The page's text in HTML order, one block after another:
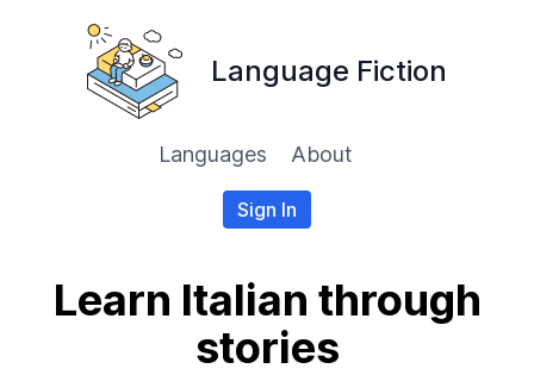
Language Fiction
Languages About
Sign In
Learn Italian through
stories